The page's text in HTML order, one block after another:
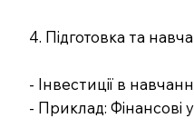
4. Підготовка та
- Інвестиції в
- Приклад: Фінансові